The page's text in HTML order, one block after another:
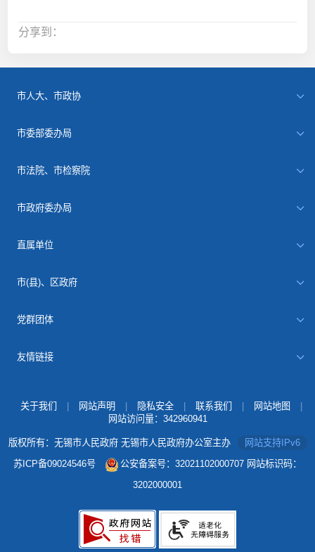
分享到：
市人大、市政协
市委部委办局
市法院、市检察院
市政府委办局
直属单位
市(县)、区政府
党群团体
友情链接
关于我们 网站声明 隐私安全 联系我们 网站地图
网站访问量： 342960941
版权所有：无锡市人民政府 无锡市人民政府办公室主办
网站支持IPv6
苏ICP备09024546号
公安备案号：32021102000707 网站标识码：
3202000001